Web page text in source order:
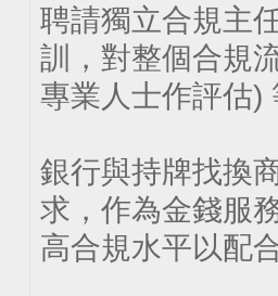
聘請獨立合規主
訓，對整個合規
專業人士作評估)
銀行與持牌找換
求，作為金錢服
高合規水平以配